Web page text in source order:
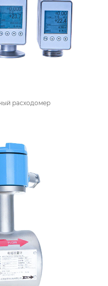
расходомер